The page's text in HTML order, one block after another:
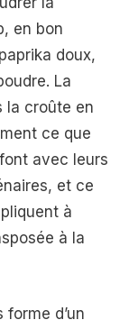
en bon
doux,
La
la croûte en
ce que
avec leurs
et ce
à
à la
forme d’un